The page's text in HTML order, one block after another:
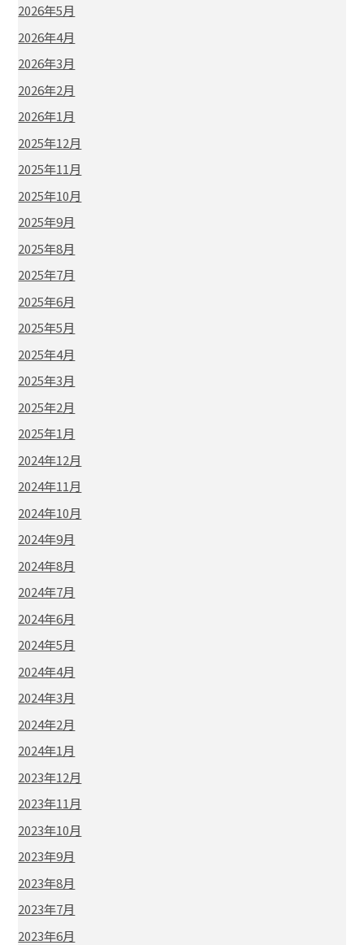
2026年5月
2026年4月
2026年3月
2026年2月
2026年1月
2025年12月
2025年11月
2025年10月
2025年9月
2025年8月
2025年7月
2025年6月
2025年5月
2025年4月
2025年3月
2025年2月
2025年1月
2024年12月
2024年11月
2024年10月
2024年9月
2024年8月
2024年7月
2024年6月
2024年5月
2024年4月
2024年3月
2024年2月
2024年1月
2023年12月
2023年11月
2023年10月
2023年9月
2023年8月
2023年7月
2023年6月